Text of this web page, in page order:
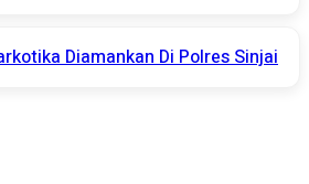
Diamankan Di Polres Sinjai